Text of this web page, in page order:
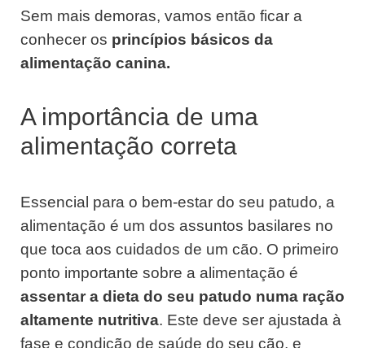
Sem mais demoras, vamos então ficar a
conhecer os princípios básicos da
alimentação canina.
A importância de uma
alimentação correta
Essencial para o bem-estar do seu patudo, a
alimentação é um dos assuntos basilares no
que toca aos cuidados de um cão. O primeiro
ponto importante sobre a alimentação é
assentar a dieta do seu patudo numa ração
altamente nutritiva. Este deve ser ajustada à
fase e condição de saúde do seu cão, e